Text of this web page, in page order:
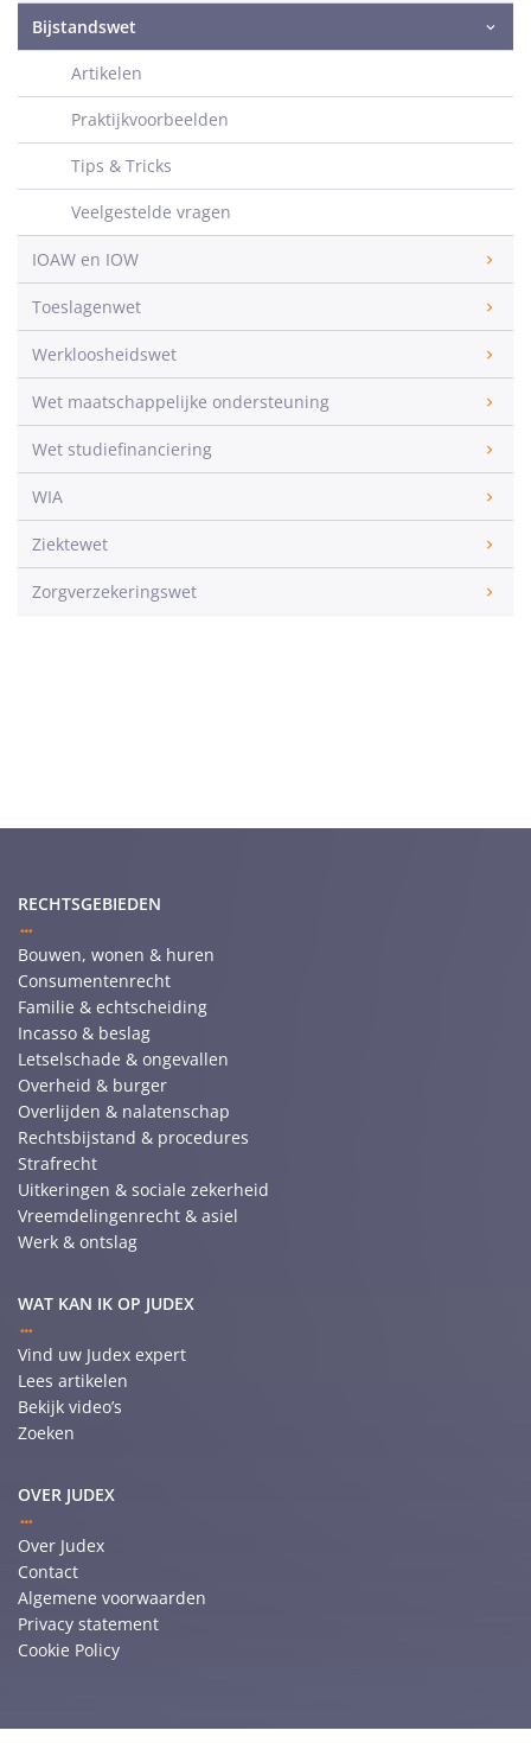
Bijstandswet
Artikelen
Praktijkvoorbeelden
Tips & Tricks
Veelgestelde vragen
IOAW en IOW
Toeslagenwet
Werkloosheidswet
Wet maatschappelijke ondersteuning
Wet studiefinanciering
WIA
Ziektewet
Zorgverzekeringswet
RECHTSGEBIEDEN
Bouwen, wonen & huren
Consumentenrecht
Familie & echtscheiding
Incasso & beslag
Letselschade & ongevallen
Overheid & burger
Overlijden & nalatenschap
Rechtsbijstand & procedures
Strafrecht
Uitkeringen & sociale zekerheid
Vreemdelingenrecht & asiel
Werk & ontslag
WAT KAN IK OP JUDEX
Vind uw Judex expert
Lees artikelen
Bekijk video’s
Zoeken
OVER JUDEX
Over Judex
Contact
Algemene voorwaarden
Privacy statement
Cookie Policy